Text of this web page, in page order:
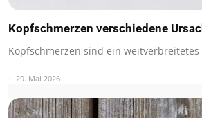
Kopfschmerzen verschiedene
Kopfschmerzen sind ein
29. Mai 2026